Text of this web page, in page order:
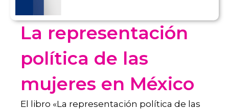
La representación
política de las
mujeres en México
El libro «La representación política de las